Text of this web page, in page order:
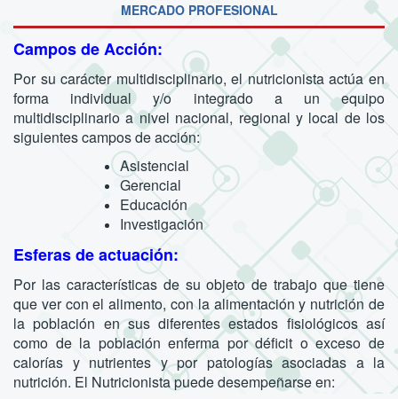
MERCADO PROFESIONAL
Campos de Acción:
Por su carácter multidisciplinario, el nutricionista actúa en
forma individual y/o integrado a un equipo
multidisciplinario a nivel nacional, regional y local de los
siguientes campos de acción:
Asistencial
Gerencial
Educación
Investigación
Esferas de actuación:
Por las características de su objeto de trabajo que tiene
que ver con el alimento, con la alimentación y nutrición de
la población en sus diferentes estados fisiológicos así
como de la población enferma por déficit o exceso de
calorías y nutrientes y por patologías asociadas a la
nutrición. El Nutricionista puede desempeñarse en: